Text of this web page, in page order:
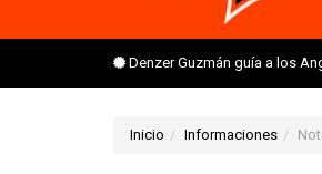
Denzer Guzmán guía a los
Inicio Informaciones